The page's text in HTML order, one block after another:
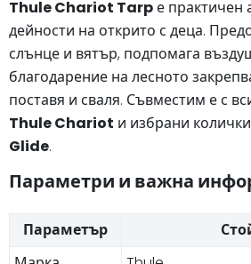
Thule Chariot Tarp е практичен
дейности на открито с деца.
слънце и вятър, подпомага
благодарение на лесното
поставя и сваля. Съвместим е с
Thule Chariot и избрани колички
Glide.
Параметри и важна
Параметър